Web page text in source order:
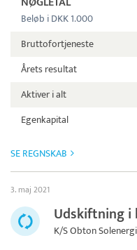
Beløb i DKK 1.000
Bruttofortjeneste
Årets resultat
Aktiver i alt
Egenkapital
SE REGNSKAB
3. maj 2021
Udskiftning i
K/S Obton